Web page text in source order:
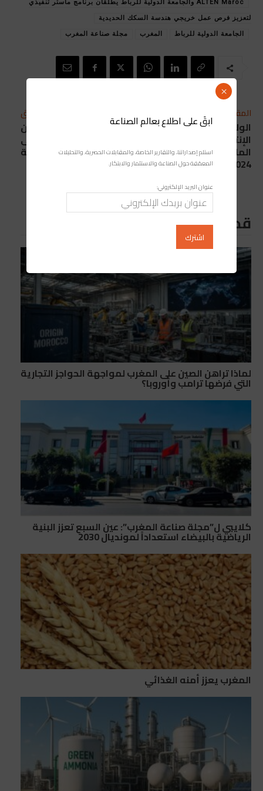
ALTEN Maroc والجامعة الدولية للرباط يطلقان برنامج ماستر تنفيذي
لتعزيز فرص عمل خريجي هندسة السكك الحديدية
الجامعة الدولية للرباط المغرب مجلة صناعة المغرب
المقال السابق
بلجيكا “فخورة” بالتعاون
مع المغرب وتؤكد على
آفاق تنموية هائلة
المقال التالي
الولايات المتحدة.. تراجع
المائة في الربع الأول من
2024
قد يعجبك ايضا
لماذا تراهن الصين على المغرب لمواجهة الحواجز التجارية
التي فرضها ترامب وأوروبا؟
كلايبي ل”مجلة صناعة المغرب”: عين السبع تعزز البنية
الرياضية بالبيضاء استعداداً لمونديال 2030
المغرب يعزز أمنه الغذائي
ابقَ على اطلاع بعالم الصناعة
استلم إصداراتنا، والتقارير الخاصة، والمقابلات الحصرية، والتحليلات
المعمّقة حول الصناعة والاستثمار والابتكار.
عنوان البريد الإلكتروني:
×